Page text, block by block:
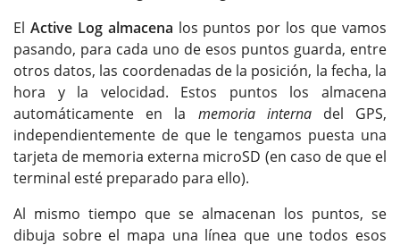
El Active Log almacena los puntos por los que vamos
pasando, para cada uno de esos puntos guarda, entre
otros datos, las coordenadas de la posición, la fecha, la
hora y la velocidad. Estos puntos los almacena
automáticamente en la memoria internadel GPS,
independientemente de que le tengamos puesta una
tarjeta de memoria externa microSD (en caso de que el
terminal esté preparado para ello).
Al mismo tiempo que se almacenan los puntos, se
dibuja sobre el mapa una línea que une todos esos